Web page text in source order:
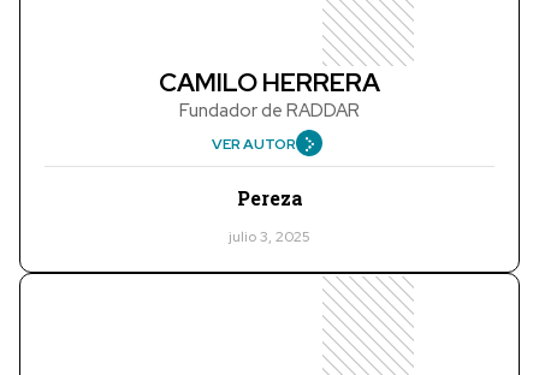
CAMILO HERRERA
Fundador de RADDAR
VER AUTOR
Pereza
julio 3, 2025